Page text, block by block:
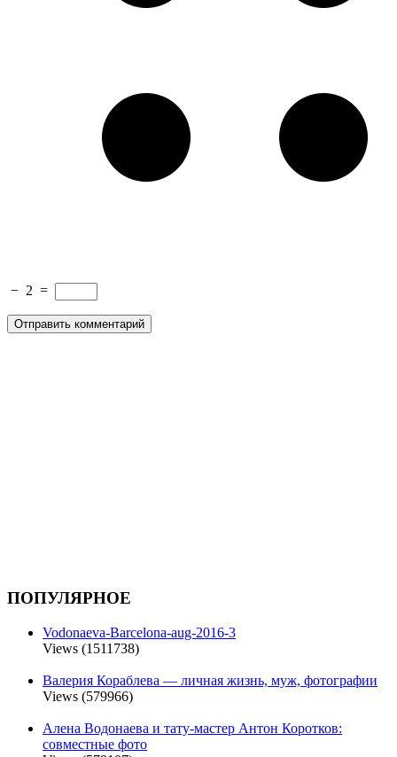
− 2 =
ПОПУЛЯРНОЕ
Vodonaeva-Barcelona-aug-2016-3
Views (1511738)
Валерия Кораблева — личная жизнь, муж, фотографии
Views (579966)
Алена Водонаева и тату-мастер Антон Коротков:
совместные фото